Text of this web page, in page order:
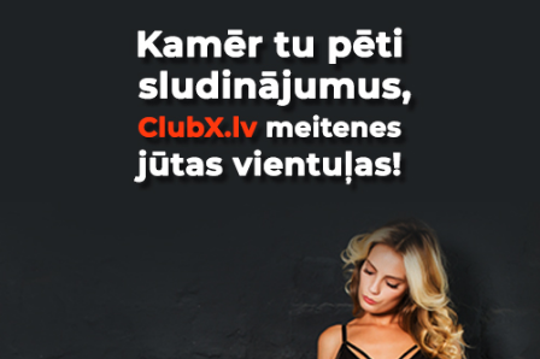
Mūsu vietnē ikviens var izvietot sludinājumu. Tas ir bez
maksas. Arī sludinājumu dēļa pārlūkošana ir ērta un
vienkārša. Ja kaut kas interesē, apskati atstāto
kontaktinformāciju un sazinies ar orālā seksa
pakalpojuma sludinājuma autoru.
Kā izvēlēties labāko partneri orālajam seksam?
nepieciešams apvienot personīgās vēlmes, skaidru,
tiešu saziņu un aizsardzību. Vispirms nosaki savas
robežas pirms sludinājumu pārlūkošanas vai
izvietošanas. Saziņā ar partneri pirms akta ,tev ir
jāsaprot, kas tev patīk, kas liek justies ērti un kas ir